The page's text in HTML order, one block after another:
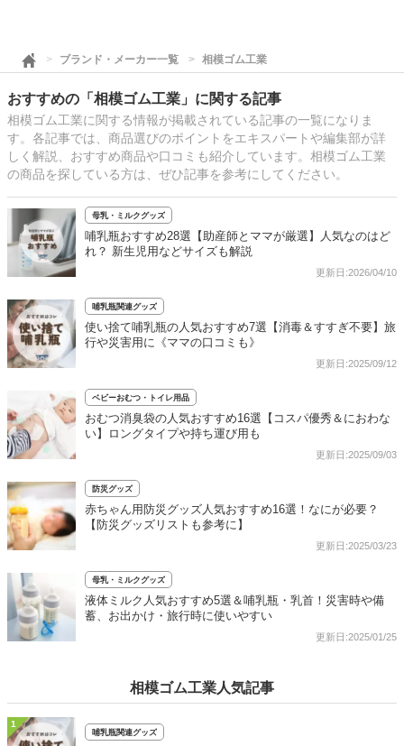
ブランド・メーカー一覧 相模ゴム工業
おすすめの「相模ゴム工業」に関する記事
相模ゴム工業に関する情報が掲載されている記事の一覧になりま
す。各記事では、商品選びのポイントをエキスパートや編集部が詳
しく解説、おすすめ商品や口コミも紹介しています。相模ゴム工業
の商品を探している方は、ぜひ記事を参考にしてください。
母乳・ミルクグッズ
哺乳瓶おすすめ28選【助産師とママが厳選】人気なのはど
れ？ 新生児用などサイズも解説
更新日:2026/04/10
哺乳瓶関連グッズ
使い捨て哺乳瓶の人気おすすめ7選【消毒＆すすぎ不要】旅
行や災害用に《ママの口コミも》
更新日:2025/09/12
ベビーおむつ・トイレ用品
おむつ消臭袋の人気おすすめ16選【コスパ優秀＆におわな
い】ロングタイプや持ち運び用も
更新日:2025/09/03
防災グッズ
赤ちゃん用防災グッズ人気おすすめ16選！なにが必要？
【防災グッズリストも参考に】
更新日:2025/03/23
母乳・ミルクグッズ
液体ミルク人気おすすめ5選＆哺乳瓶・乳首！災害時や備
蓄、お出かけ・旅行時に使いやすい
更新日:2025/01/25
相模ゴム工業人気記事
1
哺乳瓶関連グッズ